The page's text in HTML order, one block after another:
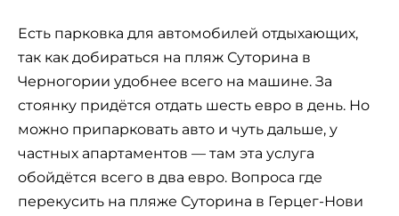
Есть парковка для автомобилей отдыхающих,
так как добираться на пляж Суторина в
Черногории удобнее всего на машине. За
стоянку придётся отдать шесть евро в день. Но
можно припарковать авто и чуть дальше, у
частных апартаментов — там эта услуга
обойдётся всего в два евро. Вопроса где
перекусить на пляже Суторина в Герцег-Нови